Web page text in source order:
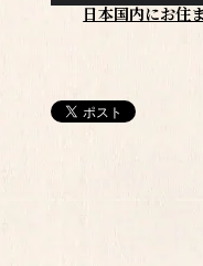
日本国内にお住